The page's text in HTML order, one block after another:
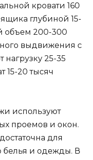
кровати 160
глубиной 15-
объем 200-300
выдвижения с
25-35
15-20 тысяч
используют
проемов и окон.
для
белья и одежды. В